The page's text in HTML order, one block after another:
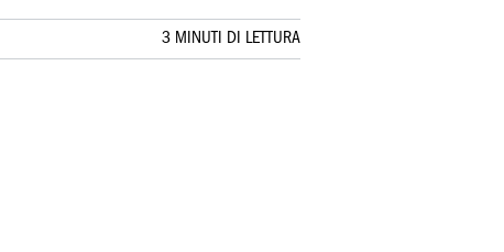
3 MINUTI DI LETTURA